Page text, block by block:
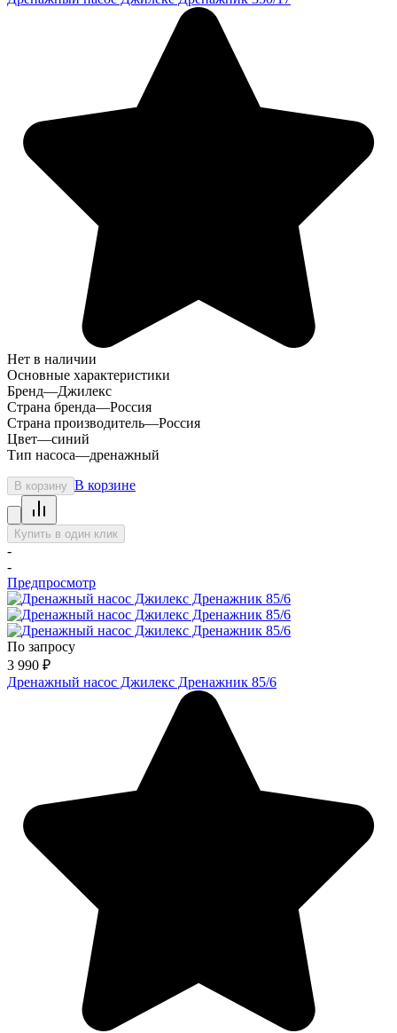
Нет в наличии
Основные характеристики
Бренд—Джилекс
Страна бренда—Россия
Страна производитель—Россия
Цвет—синий
Тип насоса—дренажный
В корзину В корзине
Купить в один клик
-
-
Предпросмотр
По запросу
3 990 ₽
Дренажный насос Джилекс Дренажник 85/6